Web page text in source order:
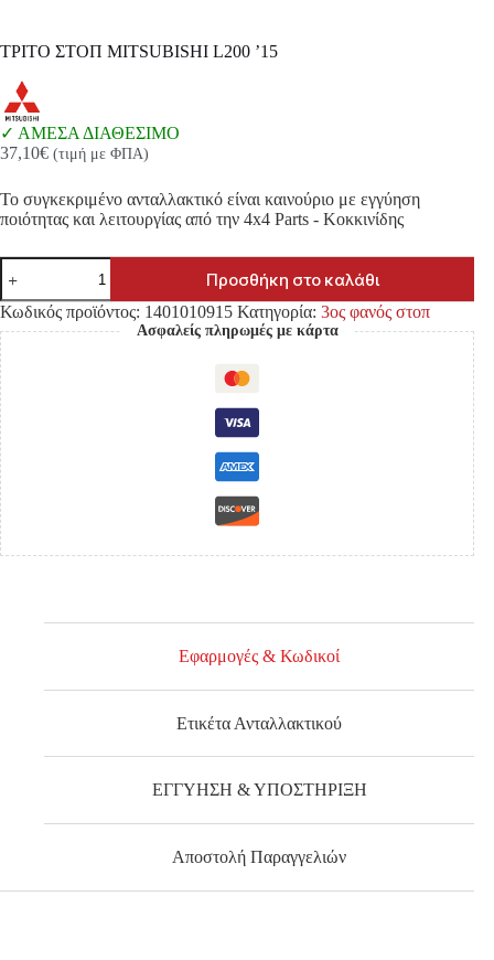
ΤΡΙΤΟ ΣΤΟΠ MITSUBISHI L200 ’15
ΑΜΕΣΑ ΔΙΑΘΕΣΙΜΟ
37,10€ (τιμή με ΦΠΑ)
Το συγκεκριμένο ανταλλακτικό είναι καινούριο με εγγύηση
ποιότητας και λειτουργίας από την 4x4 Parts - Κοκκινίδης
ΤΡΙΤΟ
ΣΤΟΠ
MITSUBISHI
L200
'15
ποσότητα
Προσθήκη στο καλάθι
Κωδικός προϊόντος: 1401010915 Κατηγορία: 3ος φανός στοπ
Ασφαλείς πληρωμές με κάρτα
Εφαρμογές & Κωδικοί
Ετικέτα Ανταλλακτικού
ΕΓΓΥΗΣΗ & ΥΠΟΣΤΗΡΙΞΗ
Αποστολή Παραγγελιών